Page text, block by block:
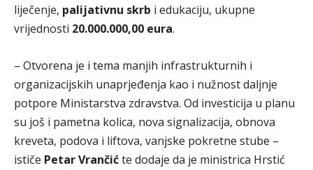
liječenje, palijativnu skrb i edukaciju, ukupne
vrijednosti 20.000.000,00 eura.
– Otvorena je i tema manjih infrastrukturnih i
organizacijskih unaprjeđenja kao i nužnost daljnje
potpore Ministarstva zdravstva. Od investicija u planu
su još i pametna kolica, nova signalizacija, obnova
kreveta, podova i liftova, vanjske pokretne stube –
ističe Petar Vrančićte dodaje da je ministrica Hrstić